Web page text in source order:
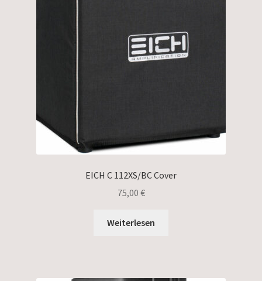
EICH C 112XS/BC Cover
75,00 €
Weiterlesen